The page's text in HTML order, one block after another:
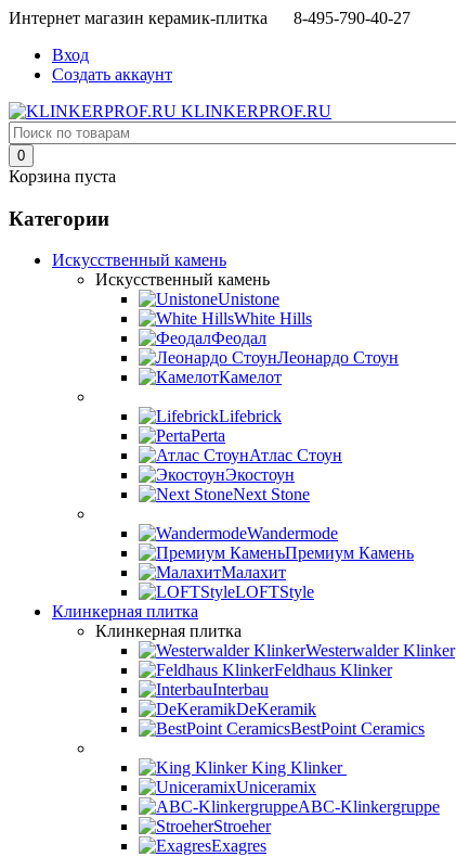
Интернет магазин керамик-плитка 8-495-790-40-27
Вход
Создать аккаунт
KLINKERPROF.RU
0
Корзина пуста
Категории
Искусственный камень
Искусственный камень
Unistone
White Hills
Феодал
Леонардо Стоун
Камелот
Lifebrick
Perta
Атлас Стоун
Экостоун
Next Stone
Wandermode
Премиум Камень
Малахит
LOFTStyle
Клинкерная плитка
Клинкерная плитка
Westerwalder Klinker
Feldhaus Klinker
Interbau
DeKeramik
BestPoint Ceramics
King Klinker
Uniceramix
ABC-Klinkergruppe
Stroeher
Exagres